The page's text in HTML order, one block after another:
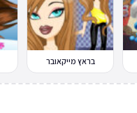
בראץ מייקאובר